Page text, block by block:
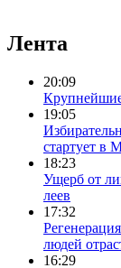
Лента
20:09
19:05
стартует в
18:23
Ущерб от
леев
17:32
людей
16:29